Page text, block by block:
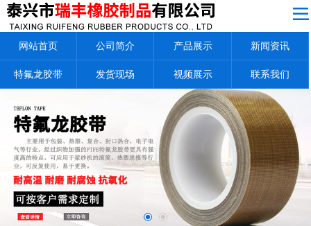
网站导航
公司简介
产品展示
特氟龙胶带
发货现场
视频展示
联系我们
返回首页
网站首页 公司简介 产品展示 新闻资讯
特氟龙胶带 发货现场 视频展示 联系我们